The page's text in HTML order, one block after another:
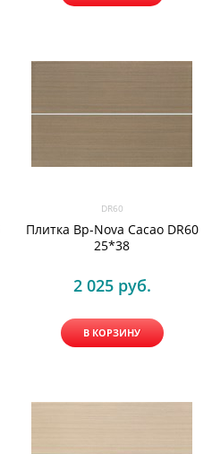
DR60
Плитка Bp-Nova Cacao DR60
25*38
2 025 руб.
В КОРЗИНУ